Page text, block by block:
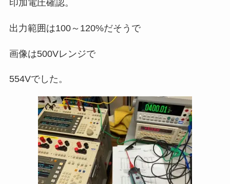
印加電圧確認。
出力範囲は100～120%だそうで
画像は500Vレンジで
554Vでした。